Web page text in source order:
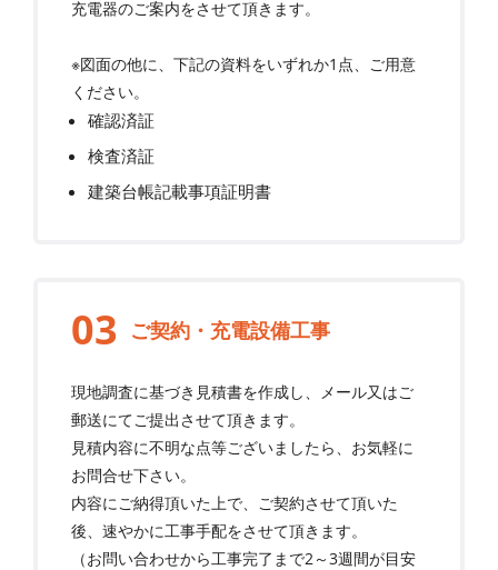
充電器のご案内をさせて頂きます。
※図面の他に、下記の資料をいずれか1点、ご用意
ください。
確認済証
検査済証
建築台帳記載事項証明書
ご契約・充電設備工事
現地調査に基づき見積書を作成し、メール又はご
郵送にてご提出させて頂きます。
見積内容に不明な点等ございましたら、お気軽に
お問合せ下さい。
内容にご納得頂いた上で、ご契約させて頂いた
後、速やかに工事手配をさせて頂きます。
（お問い合わせから工事完了まで2～3週間が目安